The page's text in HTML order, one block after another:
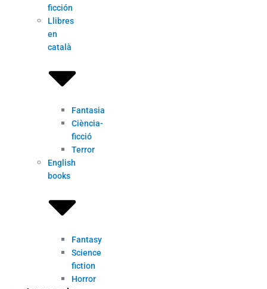
ficción
Llibres
en
català
Fantasia
Ciència-
ficció
Terror
English
books
Fantasy
Science
fiction
Horror